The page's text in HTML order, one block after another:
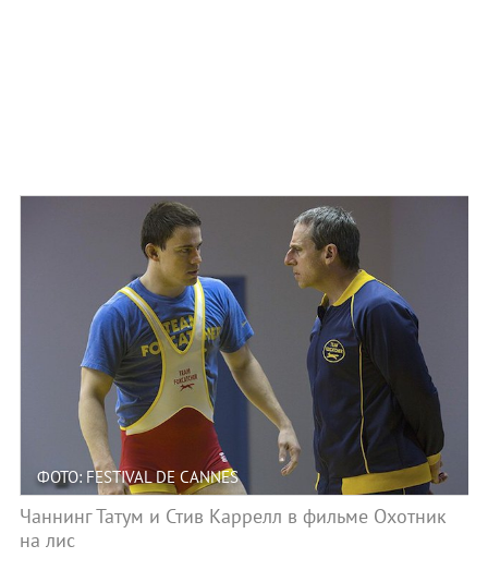
ФОТО: FESTIVAL DE CANNES
Чаннинг Татум и Стив Каррелл в фильме Охотник
на лис